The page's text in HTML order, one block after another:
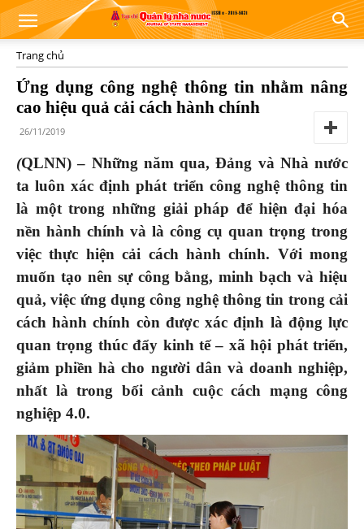
Trang chủ
Ứng dụng công nghệ thông tin nhằm nâng
cao hiệu quả cải cách hành chính
26/11/2019
(QLNN) – Những năm qua, Đảng và Nhà nước
ta luôn xác định phát triển công nghệ thông tin
là một trong những giải pháp để hiện đại hóa
nền hành chính và là công cụ quan trọng trong
việc thực hiện cải cách hành chính. Với mong
muốn tạo nên sự công bằng, minh bạch và hiệu
quả, việc ứng dụng công nghệ thông tin trong cải
cách hành chính còn được xác định là động lực
quan trọng thúc đẩy kinh tế – xã hội phát triển,
giảm phiền hà cho người dân và doanh nghiệp,
nhất là trong bối cảnh cuộc cách mạng công
nghiệp 4.0.